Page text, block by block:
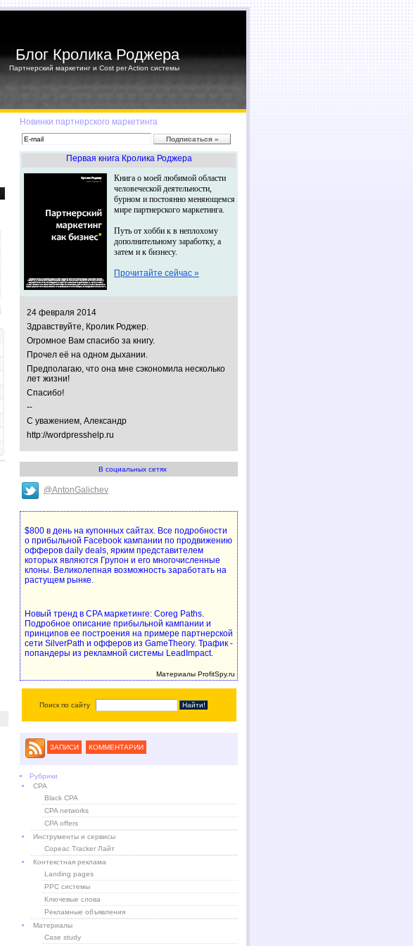
Блог Кролика Роджера
Партнерский маркетинг и Cost per Action системы
Новинки партнерского маркетинга
Первая книга Кролика Роджера
Книга о моей любимой области
человеческой деятельности,
бурном и постоянно меняющемся
мире партнерского маркетинга.
Путь от хобби к в неплохому
дополнительному заработку, а
затем и к бизнесу.
Прочитайте сейчас »
24 февраля 2014
Здравствуйте, Кролик Роджер.
Огромное Вам спасибо за книгу.
Прочел её на одном дыхании.
Предполагаю, что она мне сэкономила несколько
лет жизни!
Спасибо!
--
С уважением, Александр
http://wordpresshelp.ru
В социальных сетях
@AntonGalichev
$800 в день на купонных сайтах. Все подробности
о прибыльной Facebook кампании по продвижению
офферов daily deals, ярким представителем
которых являются Групон и его многочисленные
клоны. Великолепная возможность заработать на
растущем рынке.
Новый тренд в CPA маркетинге: Coreg Paths.
Подробное описание прибыльной кампании и
принципов ее построения на примере партнерской
сети SilverPath и офферов из GameTheory. Трафик -
попандеры из рекламной системы LeadImpact.
Материалы ProfitSpy.ru
Поиск по сайту
ЗАПИСИ КОММЕНТАРИИ
Рубрики
CPA
Black CPA
CPA networks
CPA offers
Инструменты и сервисы
Copeac Tracker Лайт
Контекстная реклама
Landing pages
PPC системы
Ключевые слова
Рекламные объявления
Материалы
Case study